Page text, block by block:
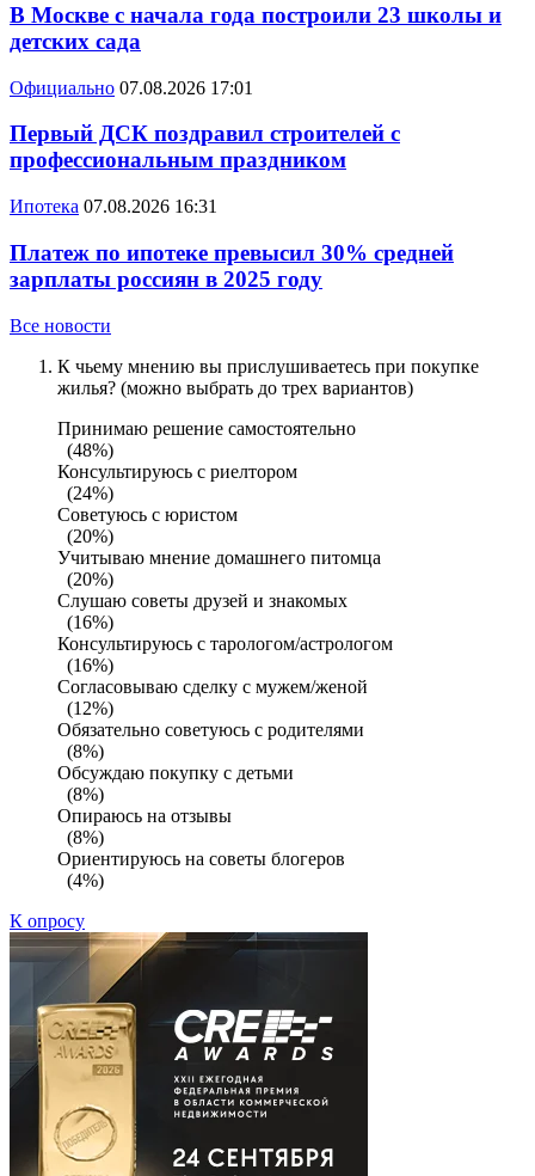
В Москве с начала года построили 23 школы и
детских сада
Официально 07.08.2026 17:01
Первый ДСК поздравил строителей с
профессиональным праздником
Ипотека 07.08.2026 16:31
Платеж по ипотеке превысил 30% средней
зарплаты россиян в 2025 году
Все новости
К чьему мнению вы прислушиваетесь при покупке
жилья? (можно выбрать до трех вариантов)
Принимаю решение самостоятельно
(48%)
Консультируюсь с риелтором
(24%)
Советуюсь с юристом
(20%)
Учитываю мнение домашнего питомца
(20%)
Слушаю советы друзей и знакомых
(16%)
Консультируюсь с тарологом/астрологом
(16%)
Согласовываю сделку с мужем/женой
(12%)
Обязательно советуюсь с родителями
(8%)
Обсуждаю покупку с детьми
(8%)
Опираюсь на отзывы
(8%)
Ориентируюсь на советы блогеров
(4%)
К опросу